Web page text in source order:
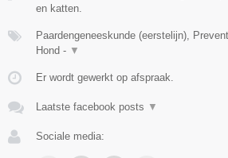
en katten.
Paardengeneeskunde (eerstelijn),
Hond - ▼
Er wordt gewerkt op afspraak.
Laatste facebook posts ▼
Sociale media: